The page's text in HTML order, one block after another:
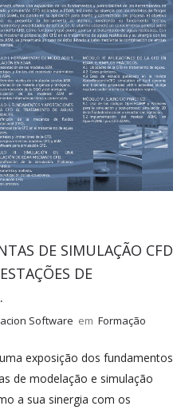
DE SIMULAÇÃO CFD
DE
Software em Formação
exposição dos fundamentos
de modelação e simulação
a sua sinergia com os